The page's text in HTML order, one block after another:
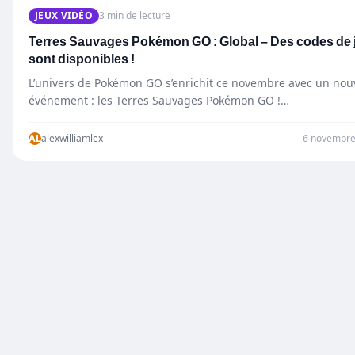
JEUX VIDÉO 3 min de lecture
Terres Sauvages Pokémon GO : Global – Des codes de
sont disponibles !
L’univers de Pokémon GO s’enrichit ce novembre avec un
événement : les Terres Sauvages Pokémon GO !…
ALalexwilliamlex 6